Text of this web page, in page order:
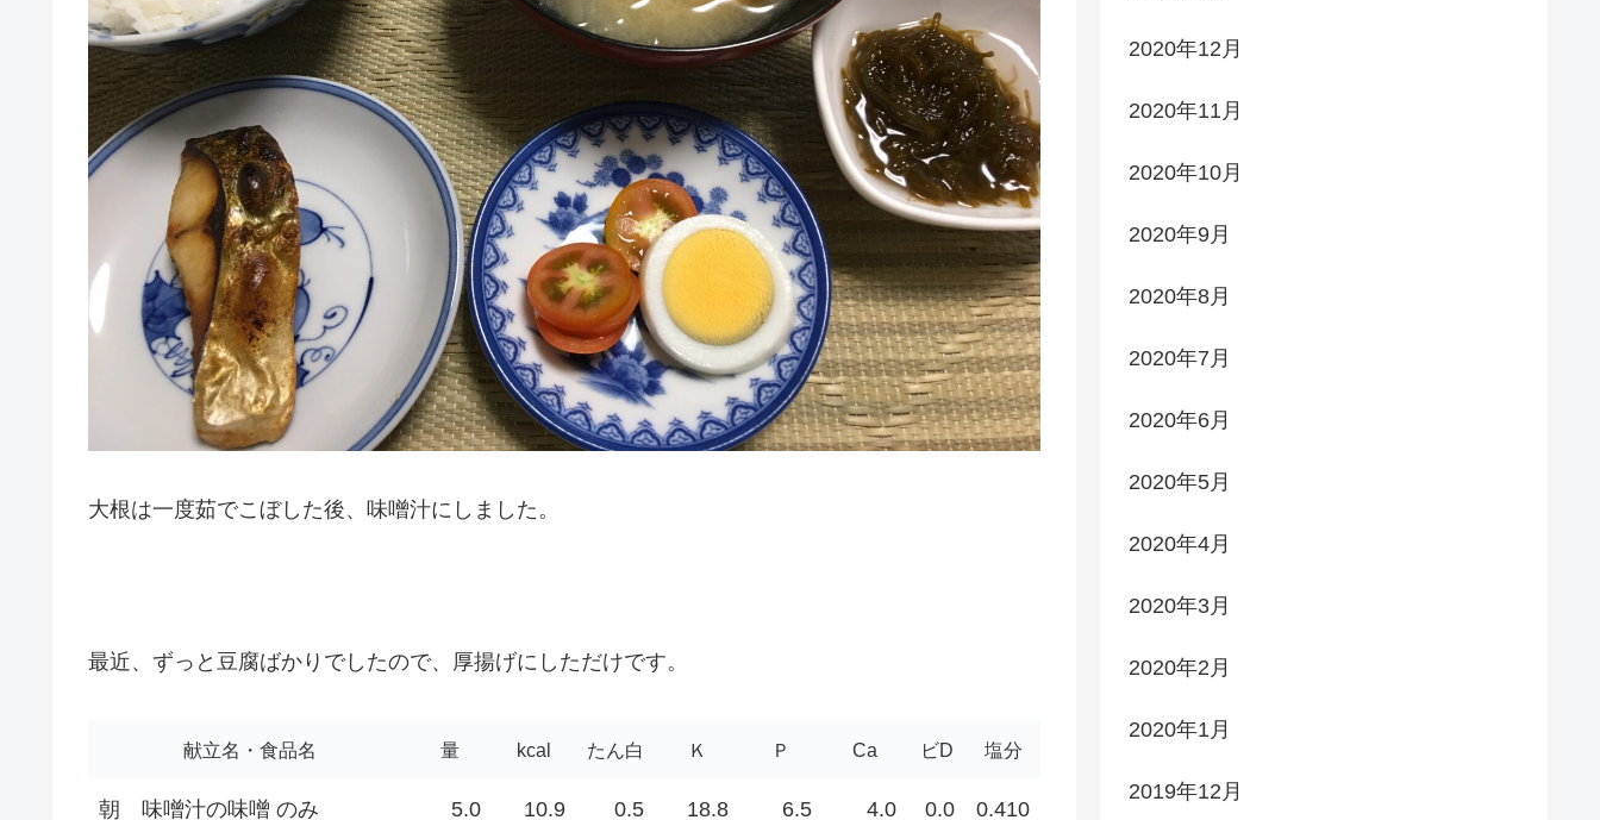
大根は一度茹でこぼした後、味噌汁にしました。
最近、ずっと豆腐ばかりでしたので、厚揚げにしただけです。
献立名・食品名 量 kcal たん白 Ｋ Ｐ Ca ビD 塩分
朝 味噌汁の味噌 のみ 5.0 10.9 0.5 18.8 6.5 4.0 0.0 0.410
2020年12月
2020年11月
2020年10月
2020年9月
2020年8月
2020年7月
2020年6月
2020年5月
2020年4月
2020年3月
2020年2月
2020年1月
2019年12月